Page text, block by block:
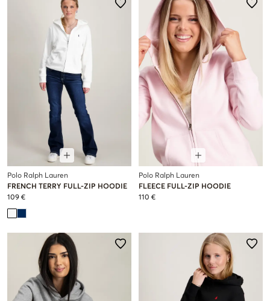
Polo Ralph Lauren
FRENCH TERRY FULL-ZIP HOODIE
109 €
Polo Ralph Lauren
FLEECE FULL-ZIP HOODIE
110 €